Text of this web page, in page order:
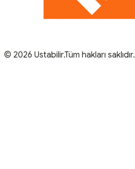
© 2026 Ustabilir.Tüm hakları saklıdır.